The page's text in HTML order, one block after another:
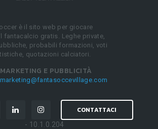
è il sito web per giocare
fantacalcio gratis. Leghe private,
probabili formazioni, voti
quotazioni calciatori.
MARKETING E PUBBLICITÀ
marketing@fantasoccevillage.com
CONTATTACI
- 10.1.0.204